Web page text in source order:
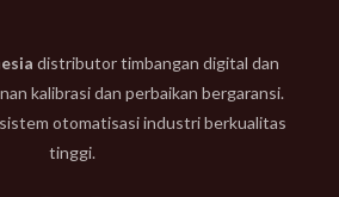
distributor timbangan digital dan
kalibrasi dan perbaikan bergaransi.
otomatisasi industri berkualitas
tinggi.